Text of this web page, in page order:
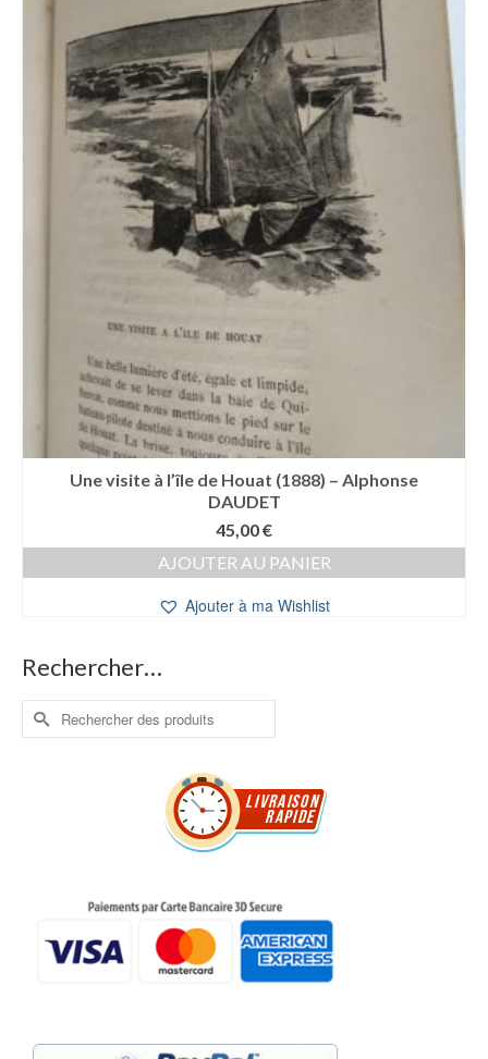
Une visite à l’île de Houat (1888) – Alphonse
DAUDET
45,00€
AJOUTER AU PANIER
Ajouter à ma Wishlist
Rechercher…
Rechercher :